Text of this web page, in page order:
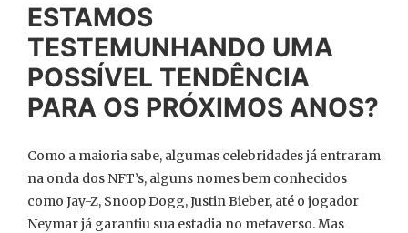
ESTAMOS
TESTEMUNHANDO UMA
POSSÍVEL TENDÊNCIA
PARA OS PRÓXIMOS ANOS?
Como a maioria sabe, algumas celebridades já entraram
na onda dos NFT’s, alguns nomes bem conhecidos
como Jay-Z, Snoop Dogg, Justin Bieber, até o jogador
Neymar já garantiu sua estadia no metaverso. Mas